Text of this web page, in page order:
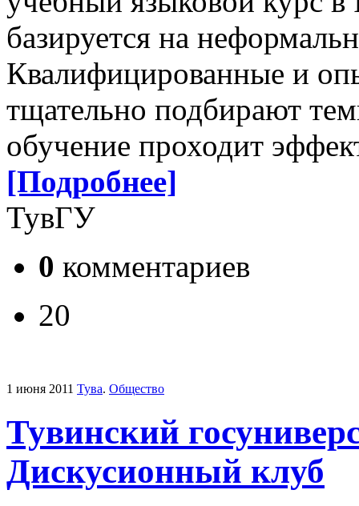
базируется на
Квалифицированные и
тщательно подбирают
обучение проходит
[Подробнее]
ТувГУ
0 комментариев
20
1 июня 2011 Тува. Общество
Тувинский
Дискусионный клуб